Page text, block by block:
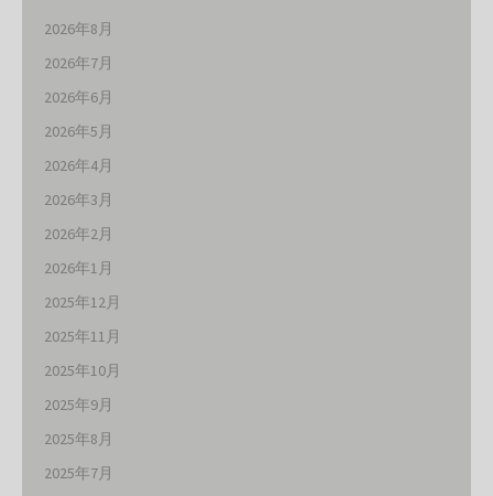
2026年8月
2026年7月
2026年6月
2026年5月
2026年4月
2026年3月
2026年2月
2026年1月
2025年12月
2025年11月
2025年10月
2025年9月
2025年8月
2025年7月